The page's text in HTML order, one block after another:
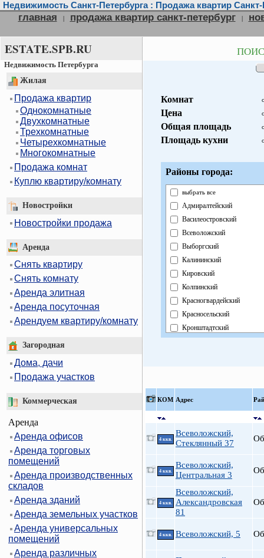
Недвижимость Санкт-Петербурга : Продажа квартир Санкт-
главная | продажа квартир санкт-петербург |
ESTATE.SPB.RU
Недвижимость Петербурга
Жилая
Продажа квартир
Однокомнатные
Двухкомнатные
Трехкомнатные
Четырехкомнатные
Многокомнатные
Продажа комнат
Куплю квартиру/комнату
Новостройки
Новостройки продажа
Аренда
Снять квартиру
Снять комнату
Аренда элитная
Аренда посуточная
Арендуем квартиру/комнату
Загородная
Дома, дачи
Продажа участков
Коммерческая
Аренда
Аренда офисов
Аренда торговых
помещений
Аренда производственных
складов
Аренда зданий
Аренда земельных участков
Аренда универсальных
помещений
Аренда различных
Комнат
Цена
Общая площадь
Площадь кухни
Районы города:
выбрать все
Адмиралтейский
Василеостровский
Всеволожский
Выборгский
Калининский
Кировский
Колпинский
Красногвардейский
Красносельский
Кронштадтский
Петроградский
Приморский
Пушкинский
Фрунзенский
Центральный
КOМ Адрес
4 ккв.
Всеволожский,
Стеклянный 37
4 ккв.
Всеволожский,
Центральная 3
4 ккв.
Всеволожский,
Александровская
81
4 ккв. Всеволожский, 5